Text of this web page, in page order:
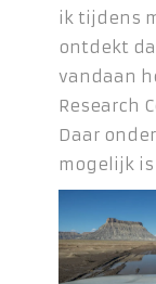
ik tijdens
ontdekt
vandaan
Research
Daar
mogelijk